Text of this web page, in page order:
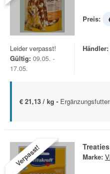
Preis:
Leider verpasst!
Gültig: 09.05. -
17.05.
Händler:
€ 21,13 / kg -
Verpasst! Marke: